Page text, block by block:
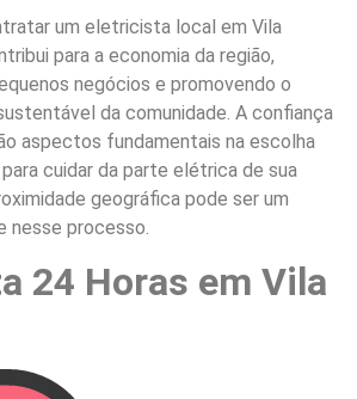
um eletricista local em Vila
para a economia da região,
negócios e promovendo o
da comunidade. A confiança
aspectos fundamentais na escolha
cuidar da parte elétrica de sua
geográfica pode ser um
processo.
24 Horas em Vila